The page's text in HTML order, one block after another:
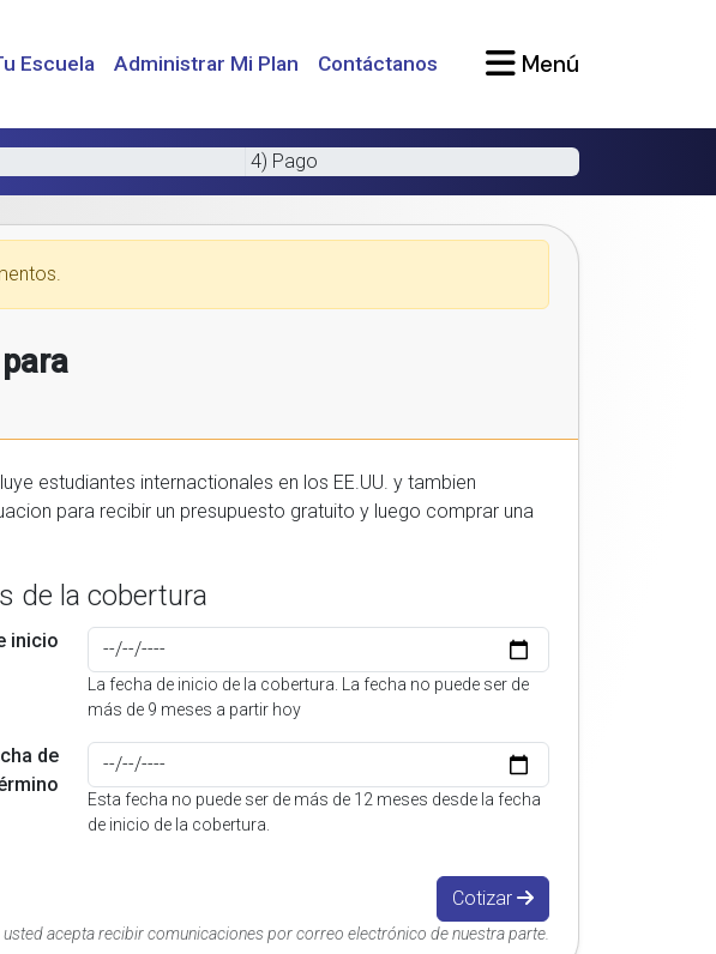
Escuela Administrar Mi Plan Contáctanos Menú
4) Pago
de la cobertura
inicio
La fecha de inicio de la cobertura. La fecha no puede ser de
más de 9 meses a partir hoy
de
Esta fecha no puede ser de más de 12 meses desde la fecha
de inicio de la cobertura.
Cotizar
acepta recibir comunicaciones por correo electrónico de nuestra parte.